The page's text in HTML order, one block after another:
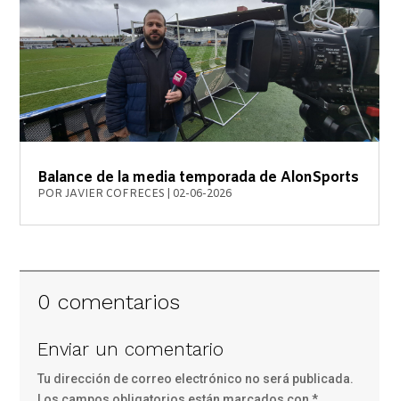
Balance de la media temporada de AlonSports
PORJAVIER COFRECES 02-06-2026
0 comentarios
Enviar un comentario
Tu dirección de correo electrónico no será publicada.